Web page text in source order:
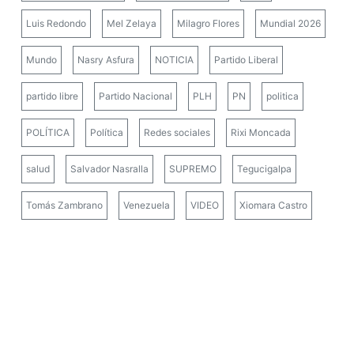
Luis Redondo Mel Zelaya Milagro Flores Mundial 2026
Mundo Nasry Asfura NOTICIA Partido Liberal
partido libre Partido Nacional PLH PN politica
POLÍTICA Política Redes sociales Rixi Moncada
salud Salvador Nasralla SUPREMO Tegucigalpa
Tomás Zambrano Venezuela VIDEO Xiomara Castro